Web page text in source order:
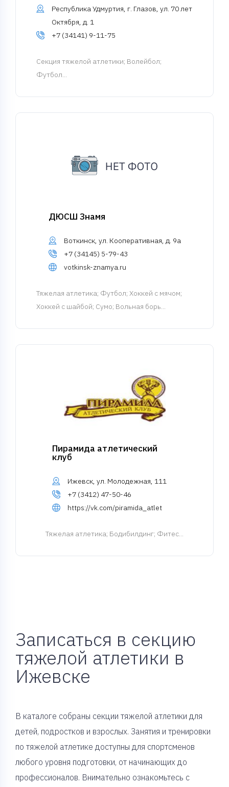
Республика Удмуртия, г. Глазов, ул. 70 лет
Октября, д. 1
+7 (34141) 9-11-75
Cекция тяжелой атлетики; Волейбол;
Футбол...
ДЮСШ Знамя
Воткинск, ул. Кооперативная, д. 9а
+7 (34145) 5-79-43
votkinsk-znamya.ru
Тяжелая атлетика; Футбол; Хоккей с мячом;
Хоккей с шайбой; Сумо; Вольная борь...
Пирамида атлетический
клуб
Ижевск, ул. Молодежная, 111
+7 (3412) 47-50-46
https://vk.com/piramida_atlet
Тяжелая атлетика; Бодибилдинг; Фитес...
Записаться в секцию
тяжелой атлетики в
Ижевске
В каталоге собраны секции тяжелой атлетики для
детей, подростков и взрослых. Занятия и тренировки
по тяжелой атлетике доступны для спортсменов
любого уровня подготовки, от начинающих до
профессионалов. Внимательно ознакомьтесь с